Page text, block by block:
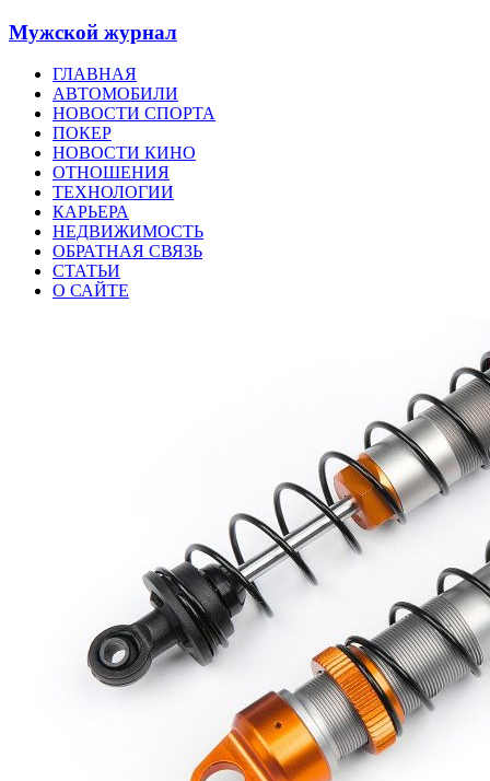
Мужской журнал
ГЛАВНАЯ
АВТОМОБИЛИ
НОВОСТИ СПОРТА
ПОКЕР
НОВОСТИ КИНО
ОТНОШЕНИЯ
ТЕХНОЛОГИИ
КАРЬЕРА
НЕДВИЖИМОСТЬ
ОБРАТНАЯ СВЯЗЬ
СТАТЬИ
О САЙТЕ